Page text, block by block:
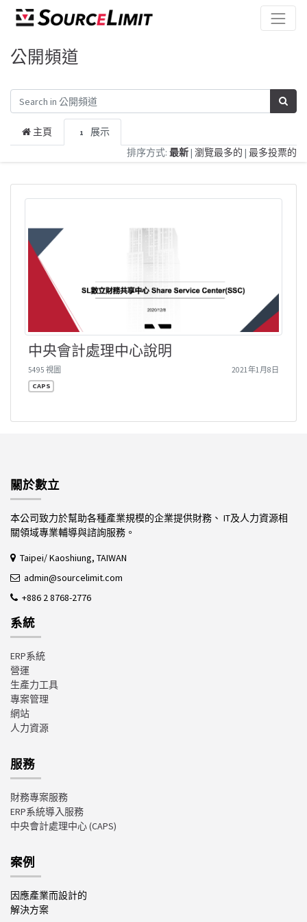
公開頻道
主頁 1
展示
排序方式: 最新| 瀏覽最多的 | 最多投票的
中央會計處理中心說明
5495 視圖 2021年1月8日
CAPS
關於數立
本公司致力於幫助各種產業規模的企業提供財務、 IT及人力資源相
關領域專業輔導與諮詢服務。
Taipei/ Kaoshiung, TAIWAN
admin@sourcelimit.com
+886 2 8768-2776
系統
ERP系統
營運
生產力工具
專案管理
網站
人力資源
服務
財務專案服務
ERP系統導入服務
中央會計處理中心(CAPS)
案例
因應產業而設計的
解決方案